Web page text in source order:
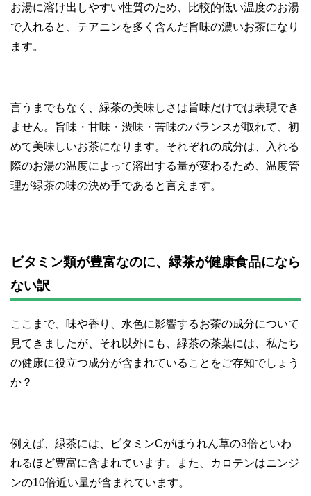
お湯に溶け出しやすい性質のため、比較的低い温度のお湯
で入れると、テアニンを多く含んだ旨味の濃いお茶になり
ます。
言うまでもなく、緑茶の美味しさは旨味だけでは表現でき
ません。旨味・甘味・渋味・苦味のバランスが取れて、初
めて美味しいお茶になります。それぞれの成分は、入れる
際のお湯の温度によって溶出する量が変わるため、温度管
理が緑茶の味の決め手であると言えます。
ビタミン類が豊富なのに、緑茶が健康食品になら
ない訳
ここまで、味や香り、水色に影響するお茶の成分について
見てきましたが、それ以外にも、緑茶の茶葉には、私たち
の健康に役立つ成分が含まれていることをご存知でしょう
か？
例えば、緑茶には、ビタミンCがほうれん草の3倍といわ
れるほど豊富に含まれています。また、カロテンはニンジ
ンの10倍近い量が含まれています。